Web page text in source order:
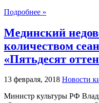
Подробнее »
Мединский
количеством
«Пятьдесят
13 февраля, 2018 Новости
Министр культуры РФ